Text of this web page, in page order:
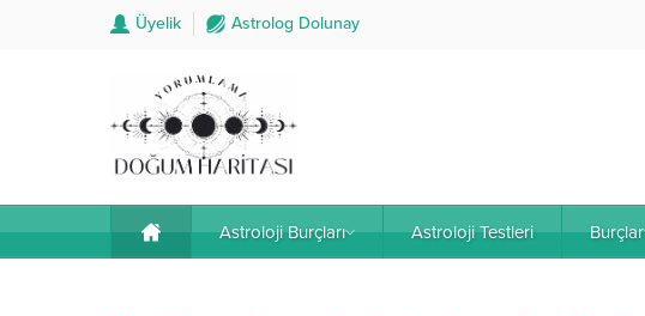
Üyelik Astrolog Dolunay
Astroloji Burçları Astroloji Testleri Burçlar